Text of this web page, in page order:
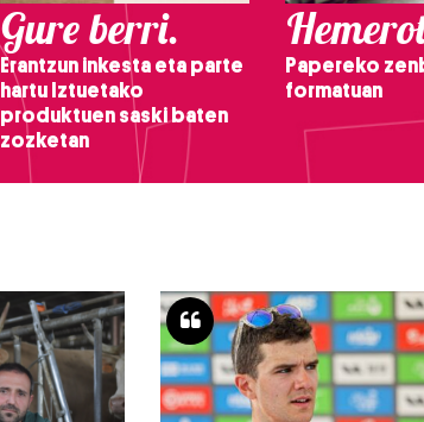
Gure berri.
Erantzun inkesta eta parte
hartu Iztuetako
produktuen saski baten
zozketan
Papereko
formatuan